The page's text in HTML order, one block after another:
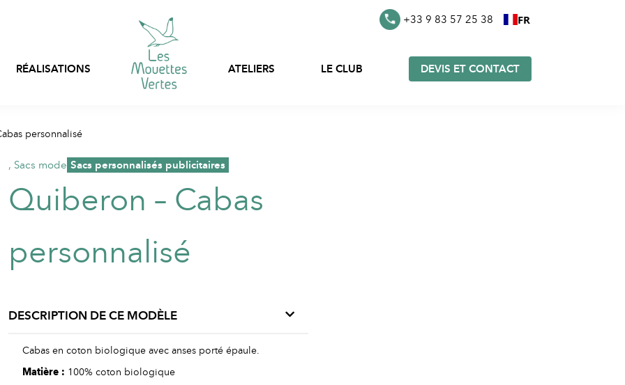
+33 9 83 57 25 38 FR
Vêtements professionnels
stock
personnalisables
RÉALISATIONS ATELIERS LE CLUB DEVIS ET CONTACT
personnalisé
, Sacs mode ,Sacs personnalisés publicitaires
Quiberon – Cabas
personnalisé
DESCRIPTION DE CE MODÈLE
Cabas en coton biologique avec anses porté épaule.
Matière : 100% coton biologique